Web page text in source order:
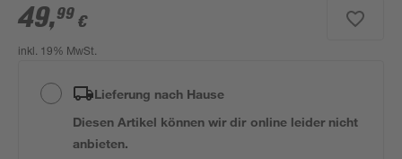
49,99 €
inkl. 19% MwSt.
Lieferung nach Hause
Diesen Artikel können wir dir online leider nicht
anbieten.